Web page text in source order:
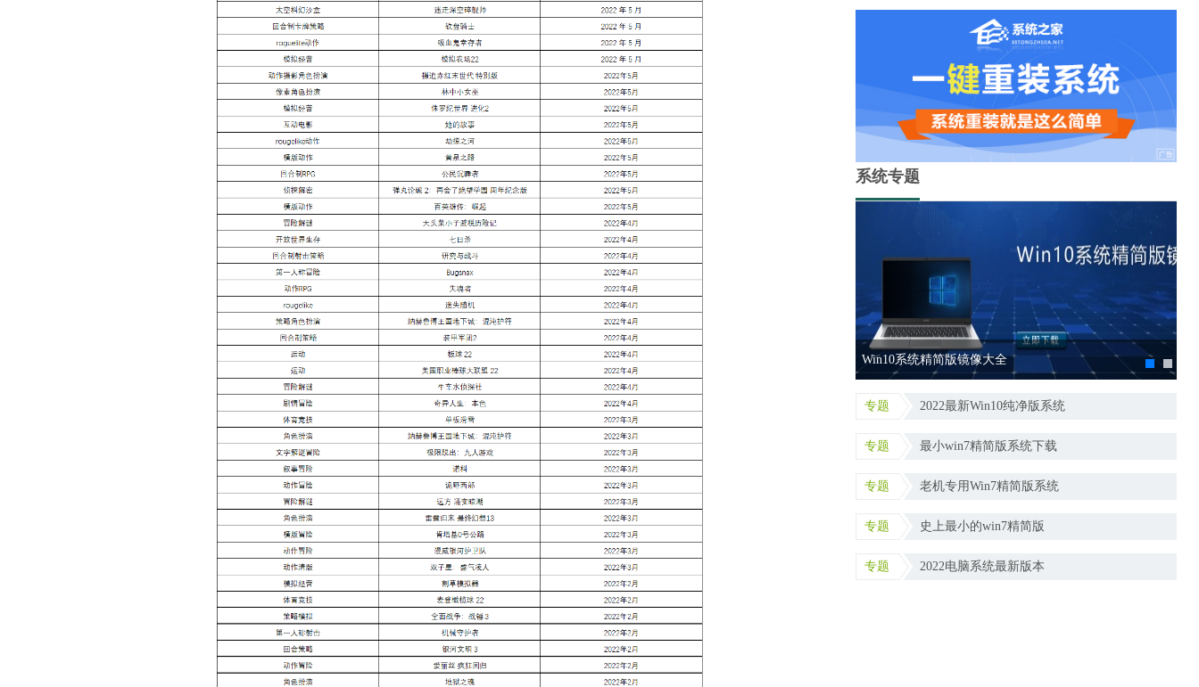
系统专题
2022最好用的win7纯净版下载推荐 Win10系统精简版镜像大全 最稳定的Win11游戏定制版合集
专题 2022最新Win10纯净版系统
专题 最小win7精简版系统下载
专题 老机专用Win7精简版系统
专题 史上最小的win7精简版
专题 2022电脑系统最新版本